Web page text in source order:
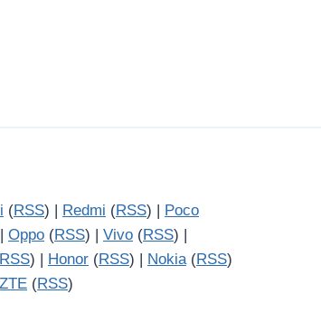
(RSS) | Redmi (RSS) | Poco
Oppo (RSS) | Vivo (RSS) |
RSS) | Honor (RSS) | Nokia(RSS)
ZTE (RSS)